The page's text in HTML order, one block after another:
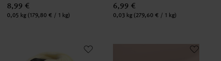
8,99 €
Inhalt:
0,05 kg (179,80 € / 1 kg)
6,99 €
Inhalt:
0,03 kg (279,60 € / 1 kg)
Strickanleitung Kissenhülle